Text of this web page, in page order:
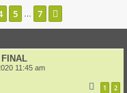
5 7
FINAL
11:45 am
1 2